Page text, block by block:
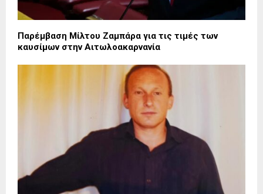
Παρέμβαση Μίλτου Ζαμπάρα για τις τιμές των
καυσίμων στην Αιτωλοακαρνανία